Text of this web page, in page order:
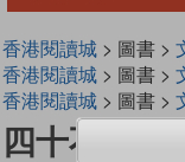
香港閱讀城> 圖書 >
香港閱讀城> 圖書 >
香港閱讀城> 圖書 >
四十不惑